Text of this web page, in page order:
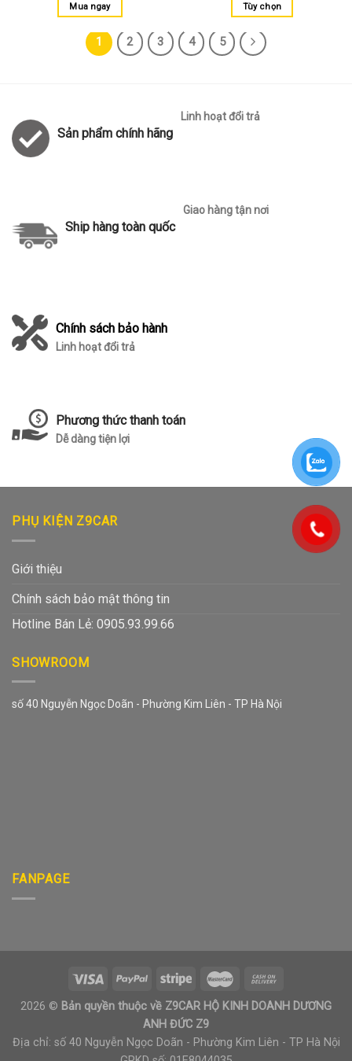
Mua ngay Tùy chọn
1 2 3 4 5
Sản phẩm chính hãng
Linh hoạt đổi trả
Ship hàng toàn quốc
Giao hàng tận nơi
Chính sách bảo hành
Linh hoạt đổi trả
Phương thức thanh toán
Dễ dàng tiện lợi
PHỤ KIỆN Z9CAR
Giới thiệu
Chính sách bảo mật thông tin
Hotline Bán Lẻ: 0905.93.99.66
SHOWROOM
số 40 Nguyễn Ngọc Doãn - Phường Kim Liên - TP Hà Nội
FANPAGE
2026 © Bản quyền thuộc về Z9CAR HỘ KINH DOANH DƯƠNG
ANH ĐỨC Z9
Địa chỉ: số 40 Nguyễn Ngọc Doãn - Phường Kim Liên - TP Hà Nội